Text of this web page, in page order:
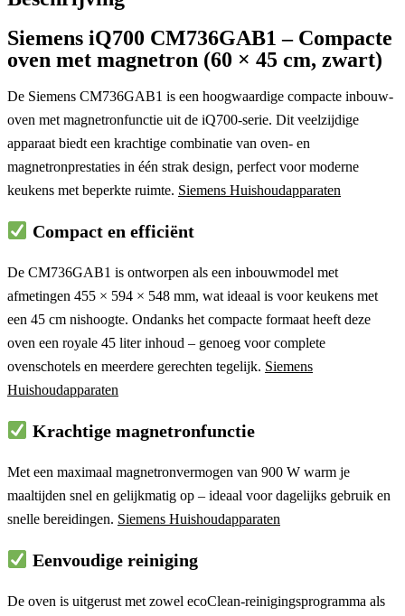
Siemens iQ700 CM736GAB1 – Compacte
oven met magnetron (60 × 45 cm, zwart)
De Siemens CM736GAB1 is een hoogwaardige compacte inbouw-
oven met magnetronfunctie uit de iQ700-serie. Dit veelzijdige
apparaat biedt een krachtige combinatie van oven- en
magnetronprestaties in één strak design, perfect voor moderne
keukens met beperkte ruimte. Siemens Huishoudapparaten
Compact en efficiënt
De CM736GAB1 is ontworpen als een inbouwmodel met
afmetingen 455 × 594 × 548 mm, wat ideaal is voor keukens met
een 45 cm nishoogte. Ondanks het compacte formaat heeft deze
oven een royale 45 liter inhoud – genoeg voor complete
ovenschotels en meerdere gerechten tegelijk. Siemens
Huishoudapparaten
Krachtige magnetronfunctie
Met een maximaal magnetronvermogen van 900 W warm je
maaltijden snel en gelijkmatig op – ideaal voor dagelijks gebruik en
snelle bereidingen. Siemens Huishoudapparaten
Eenvoudige reiniging
De oven is uitgerust met zowel ecoClean-reinigingsprogramma als